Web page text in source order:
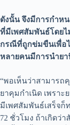
ดังนั้น จึงมีการกำห
ที่มีเพศสัมพันธ์โดยไ
กรณีที่ถูกข่มขืนเพื่อ
หลายคนมีการนำยา
“พอเห็นว่าสามารถ
ยาคุมกำเนิด เพรา
มีเพศสัมพันธ์เสร็จก็
72 ชั่วโมง ถ้าเกิดว่